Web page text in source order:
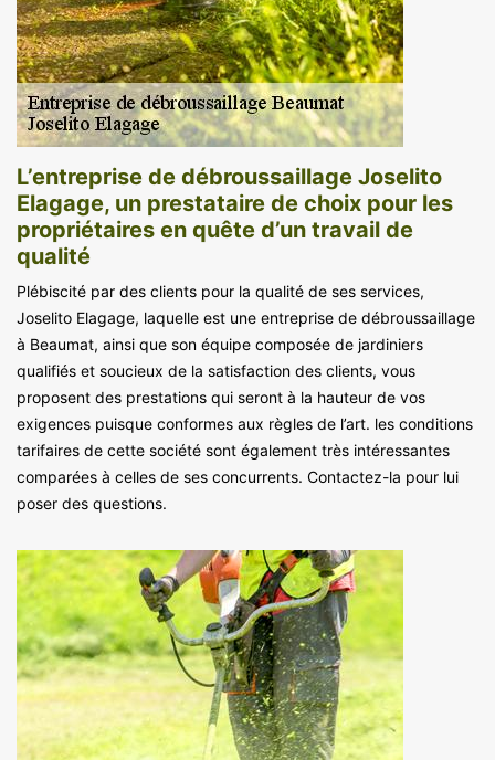
L’entreprise de débroussaillage Joselito
Elagage, un prestataire de choix pour les
propriétaires en quête d’un travail de
qualité
Plébiscité par des clients pour la qualité de ses services,
Joselito Elagage, laquelle est une entreprise de débroussaillage
à Beaumat, ainsi que son équipe composée de jardiniers
qualifiés et soucieux de la satisfaction des clients, vous
proposent des prestations qui seront à la hauteur de vos
exigences puisque conformes aux règles de l’art. les conditions
tarifaires de cette société sont également très intéressantes
comparées à celles de ses concurrents. Contactez-la pour lui
poser des questions.